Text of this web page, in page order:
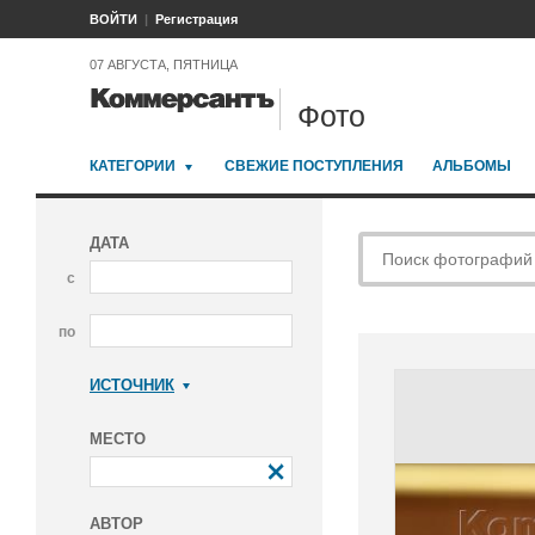
ВОЙТИ Регистрация
07 АВГУСТА, ПЯТНИЦА
Фото
КАТЕГОРИИ СВЕЖИЕ ПОСТУПЛЕНИЯ АЛЬБОМЫ
ДАТА
с
по
ИСТОЧНИК
МЕСТО
АВТОР